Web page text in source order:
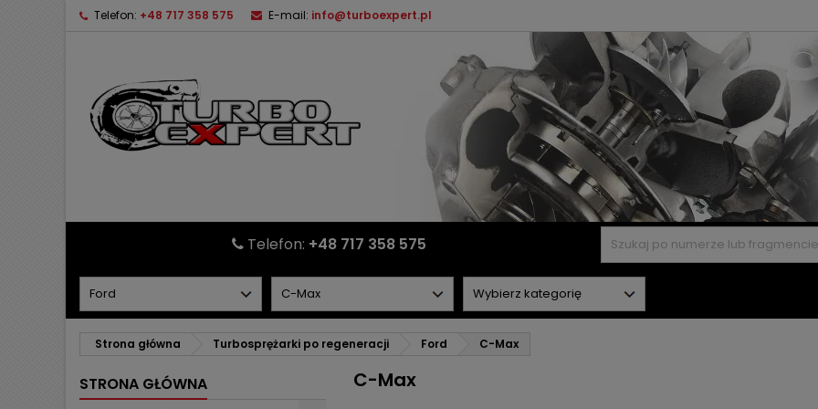
Telefon: +48 717 358 575 E-mail: info@turboexpert.pl
Telefon: +48 717 358 575
Strona główna Turbosprężarki po regeneracji Ford C-Max
STRONA GŁÓWNA C-Max